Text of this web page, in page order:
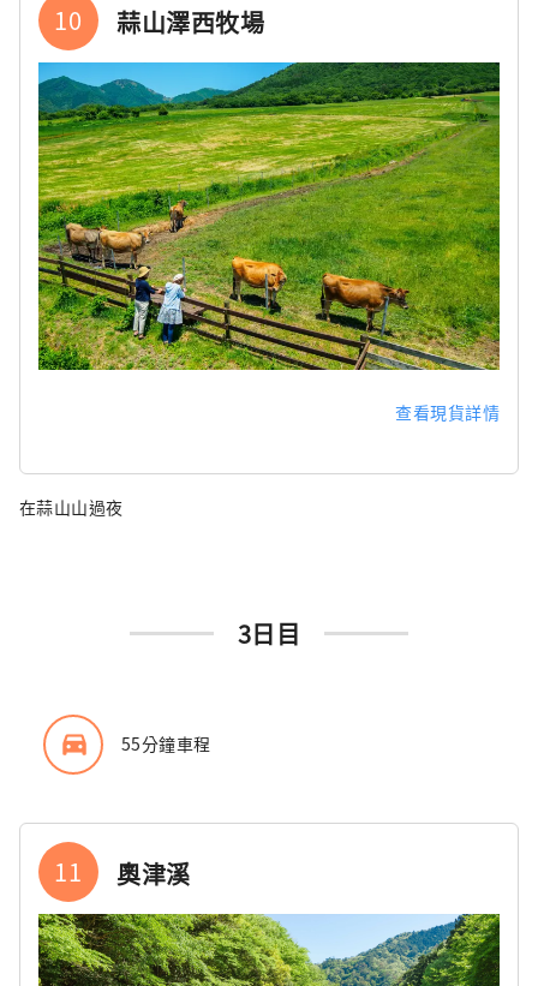
10 蒜山澤西牧場
查看現貨詳情
在蒜山山過夜
3日目
directions_car_filled 55分鐘車程
11 奧津溪